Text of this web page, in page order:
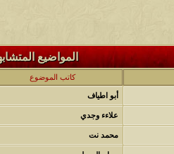
المواضيع
كاتب الموضوع
أبو اطياف
علاءء وجدي
محمد نت